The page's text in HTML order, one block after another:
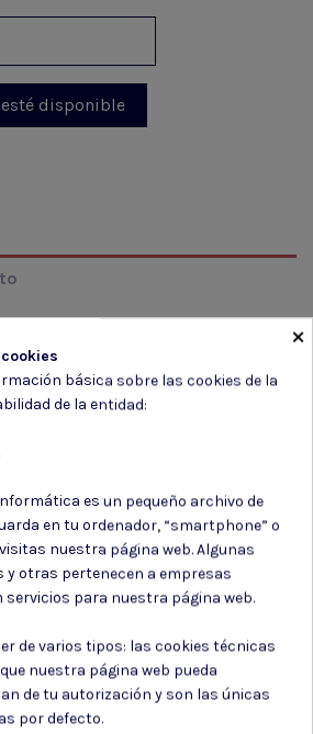
181 NEGRO Talla: 120
a nuestro boletín
momento. Para ello, consulte nuestra
de contacto en el aviso legal.
datos para los fines indicados en la
×
básica sobre las cookies de la
de la entidad:
es un pequeño archivo de
en tu ordenador, “smartphone” o
nuestra página web. Algunas
y otras pertenecen a empresas
para nuestra página web.
de varios tipos: las cookies técnicas
nuestra página web pueda
de tu autorización y son las únicas
por defecto.